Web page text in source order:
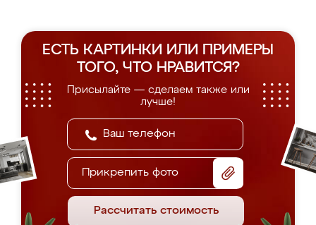
ЕСТЬ КАРТИНКИ ИЛИ ПРИМЕРЫ
ТОГО, ЧТО НРАВИТСЯ?
Присылайте — сделаем также или
лучше!
Прикрепить фото
Рассчитать стоимость